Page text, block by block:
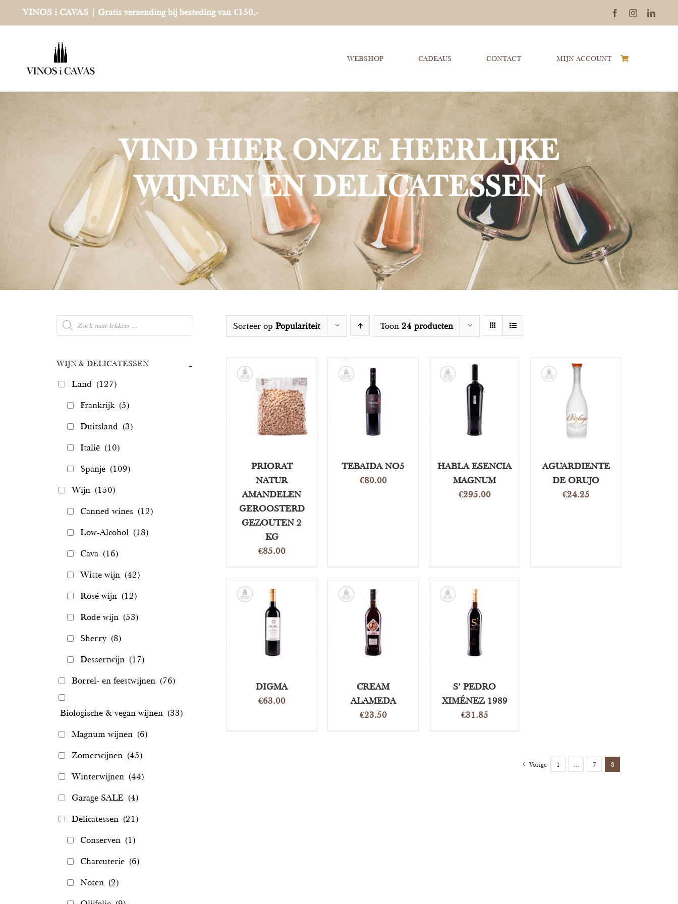
naar
VINOS i CAVAS | Gratis verzending bij besteding van €150,- FacebookInstagram
WEBSHOP CADEAUS CONTACT MIJN ACCOUNT
VIND HIER ONZE HEERLIJKE
WIJNEN EN DELICATESSEN
Sorteer op Populariteit Toon 24 producten
TOEVOEGEN AAN
WINKELWAGEN
/
DETAILS
PRIORAT
NATUR
AMANDELEN
GEROOSTERD
GEZOUTEN 2
KG
€85.00
OPTIES
SELECTEREN
DETAILS
TEBAIDA NO5
€80.00
OPTIES
SELECTEREN
DETAILS
HABLA ESENCIA
MAGNUM
€295.00
TOEVOEGEN AAN
WINKELWAGEN
DETAILS
AGUARDIENTE
DE ORUJO
€24.25
OPTIES
SELECTEREN
DETAILS
DIGMA
€63.00
TOEVOEGEN AAN
WINKELWAGEN
DETAILS
CREAM
ALAMEDA
€23.50
TOEVOEGEN AAN
WINKELWAGEN
DETAILS
S’ PEDRO
XIMÉNEZ 1989
€31.85
Vorige 1 … 7 8
Producten
zoeken
WIJN & DELICATESSEN -
Land (127)
Frankrijk (5)
Duitsland (3)
Italië (10)
Spanje (109)
Wijn (150)
Canned wines (12)
Low-Alcohol (18)
Cava (16)
Witte wijn (42)
Rosé wijn (12)
Rode wijn (53)
Sherry (8)
Dessertwijn (17)
Borrel- en feestwijnen (76)
Biologische & vegan wijnen (33)
Magnum wijnen (6)
Zomerwijnen (45)
Winterwijnen (44)
Garage SALE (4)
Delicatessen (21)
Conserven (1)
Charcuterie (6)
Noten (2)